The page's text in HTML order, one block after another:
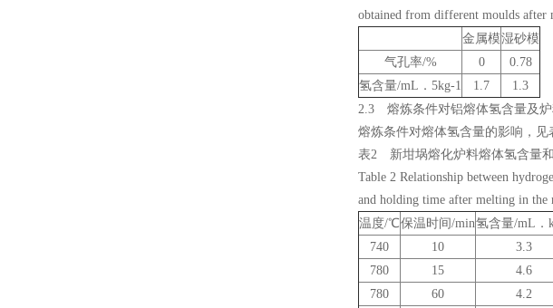
obtained from different moulds after
金属模湿砂模
气孔率/%
0
0.78
氢含量/mL．5kg-1
1.7
1.3
2.3 熔炼条件对铝熔体氢含量及
熔炼条件对熔体氢含量的影响，见
表2 新坩埚熔化炉料熔体氢含量
Table 2 Relationship between
and holding time after melting in the
温度/℃保温时间/min氢含量/mL．
740
10
3.3
780
15
4.6
780
60
4.2